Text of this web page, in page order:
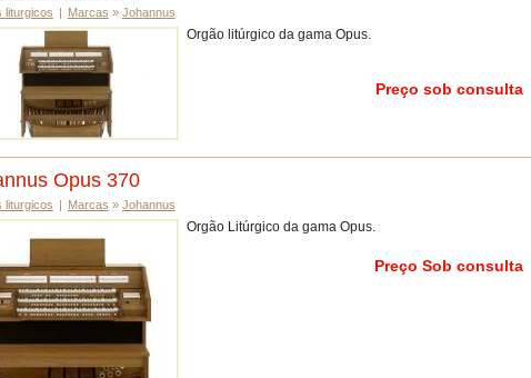
liturgicos | Marcas » Johannus
Orgão litúrgico da gama Opus.
Preço sob consulta
Opus 370
liturgicos | Marcas » Johannus
Orgão Litúrgico da gama Opus.
Preço Sob consulta